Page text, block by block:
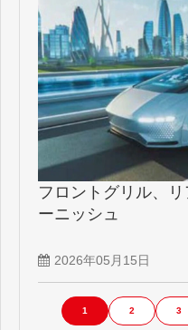
フロントグリル、
ーニッシュ
2026年05月15日
1 2 3